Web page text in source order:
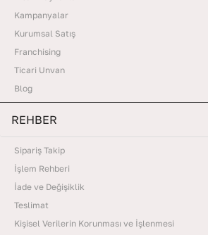
Kampanyalar
Kurumsal Satış
Franchising
Ticari Unvan
Blog
REHBER
Sipariş Takip
İşlem Rehberi
İade ve Değişiklik
Teslimat
Kişisel Verilerin Korunması ve İşlenmesi